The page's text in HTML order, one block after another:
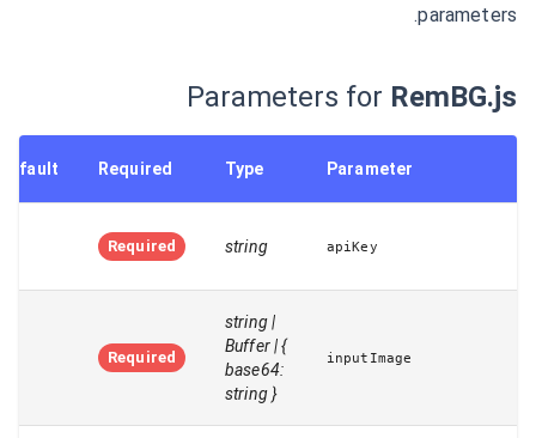
parameters.
Parameters for RemBG.js
Parameter
Type
Required
apiKey
string
Required
inputImage
string |
Buffer | {
base64:
string }
Required